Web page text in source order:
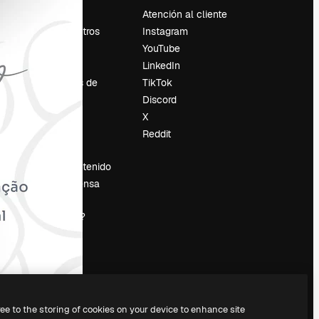
Sobre nosotros
Tendencias de
Vender contenido
Sala de prensa
magnific.ai?
Atención al cliente
Instagram
YouTube
LinkedIn
TikTok
Discord
X
Reddit
to the storing of cookies on your device to enhance site